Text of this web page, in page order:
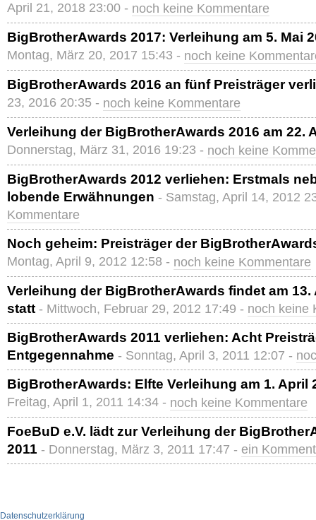
April 21, 2018 23:00 - noch keine Kommentare
BigBrotherAwards 2017: Verleihung am 5. Mai
Montag, März 20, 2017 15:43 - noch keine
BigBrotherAwards 2016 an fünf Preisträger
23, 2016 20:35 - noch keine Kommentare
Verleihung der BigBrotherAwards 2016 am 22.
Donnerstag, März 31, 2016 19:23 - noch keine
BigBrotherAwards 2012 verliehen: Erstmals
lobende Erwähnungen - Samstag, April 14, 2012
Kommentare
Noch geheim: Preisträger der
Montag, April 9, 2012 12:58 - noch keine Kommentare
Verleihung der BigBrotherAwards findet am 13.
statt - Mittwoch, Februar 29, 2012 17:49 - noch keine
BigBrotherAwards 2011 verliehen: Acht
Entgegennahme - Sonntag, April 3, 2011 12:07 -
BigBrotherAwards: Elfte Verleihung am 1. April
Freitag, April 1, 2011 14:34 - noch keine Kommentare
FoeBuD e.V. lädt zur Verleihung der
2011 - Donnerstag, März 3, 2011 17:47 - ein
Datenschutzerklärung